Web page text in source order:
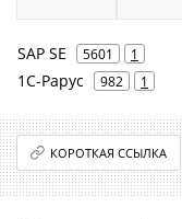
SAP SE 5601 1
1С-Рарус 982 1
КОРОТКАЯ ССЫЛКА